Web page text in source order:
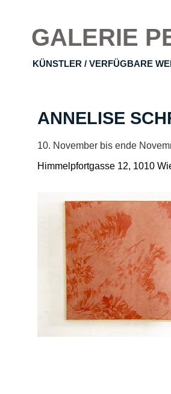
GALERIE
KÜNSTLER / VERFÜGBARE
ANNELISE
10. November bis ende
Himmelpfortgasse 12, 1010